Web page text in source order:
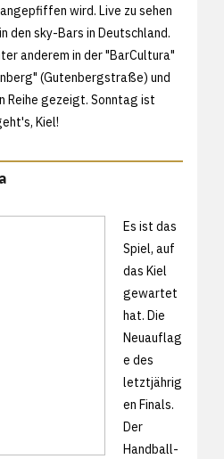
wird. Live zu sehen
den sky-Bars in Deutschland.
anderem in der "BarCultura"
(Gutenbergstraße) und
Reihe gezeigt. Sonntag ist
Kiel!
Es ist das
Spiel, auf
das Kiel
gewartet
hat. Die
Neuauflag
e des
letztjährig
en Finals.
Der
Handball-